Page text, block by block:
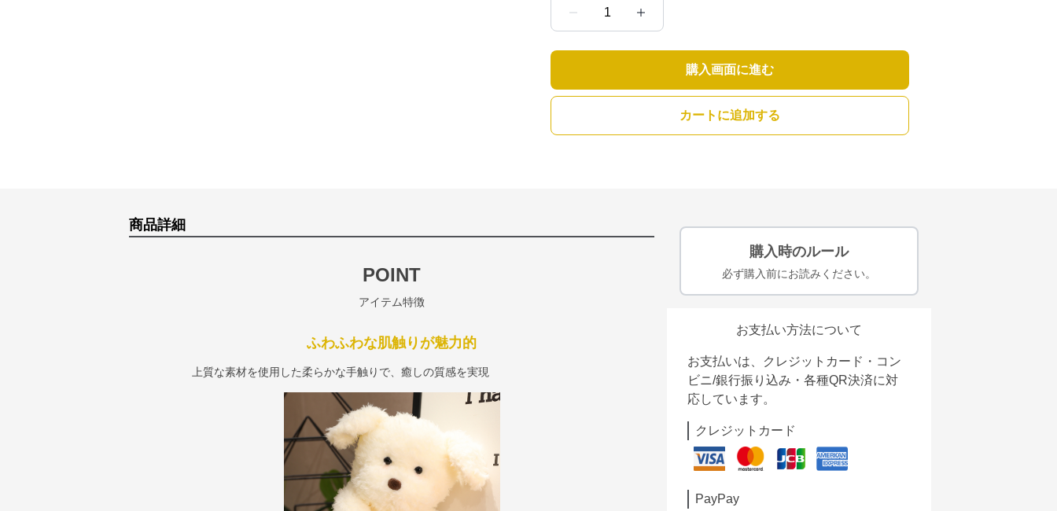
1
購入画面に進む
カートに追加する
商品詳細
POINT
アイテム特徴
ふわふわな肌触りが魅力的
上質な素材を使用した柔らかな手触りで、癒しの質感を実現
購入時のルール
必ず購入前にお読みください。
お支払い方法について
お支払いは、クレジットカード・コン
ビニ/銀行振り込み・各種QR決済に対
応しています。
クレジットカード
PayPay